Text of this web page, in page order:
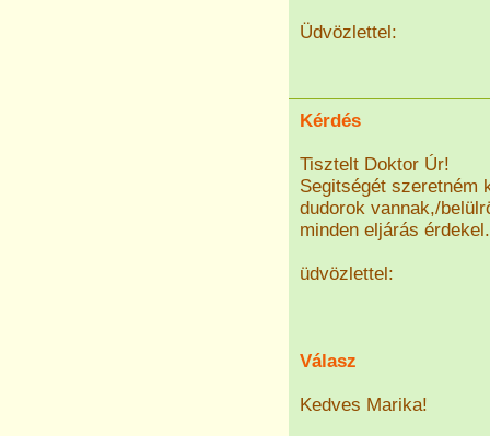
Üdvözlettel:
Kérdés
Tisztelt Doktor Úr!
Segitségét szeretném
dudorok vannak,/
minden eljárás érdekel.
üdvözlettel:
Válasz
Kedves Marika!